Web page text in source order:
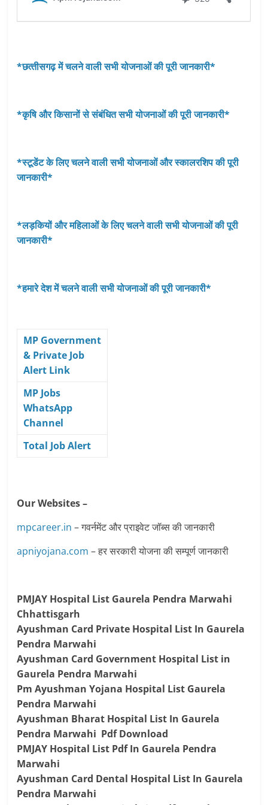
*छत्‍तीसगढ़ में चलने वाली सभी योजनाओं की पूरी जानकारी*
*कृषि और किसानों से संबंधित सभी योजनाओं की पूरी जानकारी*
*स्टूडेंट के लिए चलने वाली सभी योजनाओं और स्कालरशिप की पूरी
जानकारी*
*लड़कियों और महिलाओं के लिए चलने वाली सभी योजनाओं की पूरी
जानकारी*
*हमारे देश में चलने वाली सभी योजनाओं की पूरी जानकारी*
MP Government
& Private Job
Alert Link
MP Jobs
WhatsApp
Channel
Total Job Alert
Our Websites –
mpcareer.in – गवर्नमेंट और प्राइवेट जॉब्‍स की जानकारी
apniyojana.com – हर सरकारी योजना की सम्पूर्ण जानकारी
PMJAY Hospital List Gaurela Pendra Marwahi
Chhattisgarh
Ayushman Card Private Hospital List In Gaurela
Pendra Marwahi
Ayushman Card Government Hospital List in
Gaurela Pendra Marwahi
Pm Ayushman Yojana Hospital List Gaurela
Pendra Marwahi
Ayushman Bharat Hospital List In Gaurela
Pendra Marwahi Pdf Download
PMJAY Hospital List Pdf In Gaurela Pendra
Marwahi
Ayushman Card Dental Hospital List In Gaurela
Pendra Marwahi